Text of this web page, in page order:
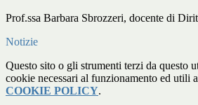
Prof.ssa Barbara Sbrozzeri, docente di
Notizie
Questo sito o gli strumenti terzi da questo
cookie necessari al funzionamento ed utili
COOKIE POLICY.